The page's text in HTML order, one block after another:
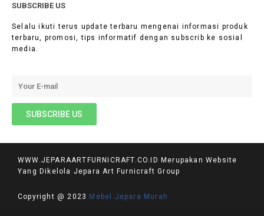
SUBSCRIBE US
Selalu ikuti terus update terbaru mengenai informasi produk
terbaru, promosi, tips informatif dengan subscrib ke sosial
media.
WWW.JEPARAARTFURNICRAFT.CO.ID Merupakan Website
Yang Dikelola Jepara Art Furnicraft Group
Copyright @ 2023 Mebel Jepara Murah